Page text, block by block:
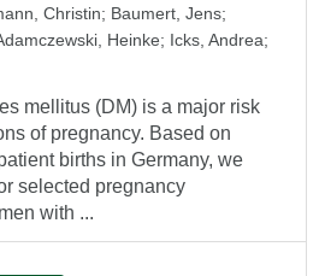
Christin; Baumert, Jens;
Heinke; Icks, Andrea;
mellitus (DM) is a major risk
of pregnancy. Based on
births in Germany, we
selected pregnancy
with ...